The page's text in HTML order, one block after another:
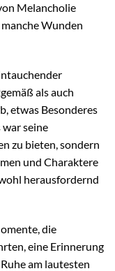
Melancholie
Wunden
als auch
etwas Besonderes
war seine
zu bieten, sondern
und Charaktere
herausfordernd
die
eine Erinnerung
am lautesten